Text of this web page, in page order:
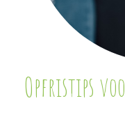
Opfristips